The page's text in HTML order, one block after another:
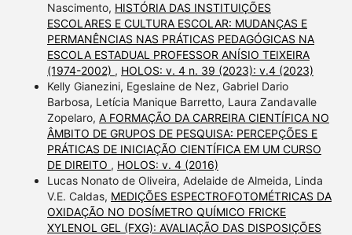
Nascimento, HISTÓRIA DAS INSTITUIÇÕES
ESCOLARES E CULTURA ESCOLAR: MUDANÇAS E
PERMANÊNCIAS NAS PRÁTICAS PEDAGÓGICAS NA
ESCOLA ESTADUAL PROFESSOR ANÍSIO TEIXEIRA
(1974-2002) , HOLOS: v. 4 n. 39 (2023): v.4 (2023)
Kelly Gianezini, Egeslaine de Nez, Gabriel Dario
Barbosa, Letícia Manique Barretto, Laura Zandavalle
Zopelaro, A FORMAÇÃO DA CARREIRA CIENTÍFICA NO
ÂMBITO DE GRUPOS DE PESQUISA: PERCEPÇÕES E
PRÁTICAS DE INICIAÇÃO CIENTÍFICA EM UM CURSO
DE DIREITO , HOLOS: v. 4 (2016)
Lucas Nonato de Oliveira, Adelaide de Almeida, Linda
V.E. Caldas, MEDIÇÕES ESPECTROFOTOMÉTRICAS DA
OXIDAÇÃO NO DOSÍMETRO QUÍMICO FRICKE
XYLENOL GEL (FXG): AVALIAÇÃO DAS DISPOSIÇÕES